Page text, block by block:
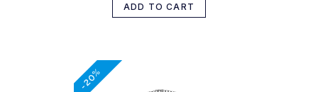
ADD TO CART
-20%